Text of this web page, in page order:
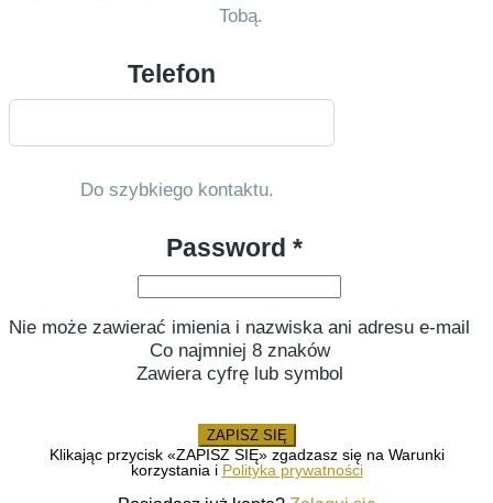
Tobą.
Telefon
Do szybkiego kontaktu.
Password *
Nie może zawierać imienia i nazwiska ani adresu e-mail
Co najmniej 8 znaków
Zawiera cyfrę lub symbol
ZAPISZ SIĘ
Klikając przycisk «ZAPISZ SIĘ» zgadzasz się na Warunki
korzystania i Polityka prywatności